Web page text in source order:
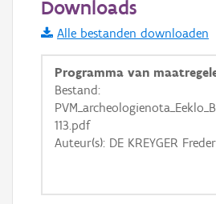
Informatie Vlaanderen
i
+ −
Downloads
Alle bestanden downloaden
Programma van
Bestand:
113.pdf
Auteur(s): DE KREYGER